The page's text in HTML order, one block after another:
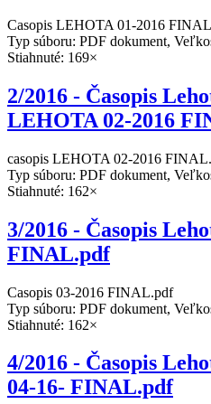
Casopis LEHOTA 01-2016
Typ súboru: PDF dokument,
Stiahnuté: 169×
2/2016 - Časopis
LEHOTA 02-2016
casopis LEHOTA 02-2016
Typ súboru: PDF dokument,
Stiahnuté: 162×
3/2016 - Časopis
FINAL.pdf
Casopis 03-2016 FINAL.pdf
Typ súboru: PDF dokument,
Stiahnuté: 162×
4/2016 - Časopis
04-16- FINAL.pdf